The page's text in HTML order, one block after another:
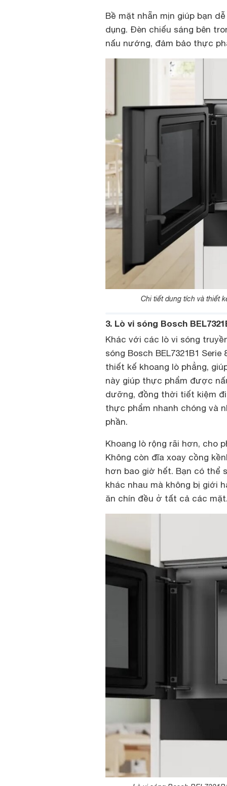
Bề mặt nhẵn mịn giúp bạn
dụng. Đèn chiếu sáng bên
nấu nướng, đảm bảo thực
Chi tiết dung tích và thiết
3. Lò vi sóng Bosch
Khác với các lò vi sóng
sóng Bosch BEL7321B1
thiết kế khoang lò phẳng,
này giúp thực phẩm được
dưỡng, đồng thời tiết kiệm
thực phẩm nhanh chóng và
phần.
Khoang lò rộng rãi hơn, cho
Không còn đĩa xoay cồng
hơn bao giờ hết. Bạn có thể
khác nhau mà không bị giới
ăn chín đều ở tất cả các